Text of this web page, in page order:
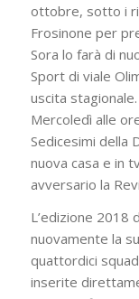
ottobre, sotto i
Frosinone per
Sora lo farà di
Sport di viale
uscita stagionale.
Mercoledì alle
Sedicesimi della
nuova casa e in
avversario la
L’edizione 2018
nuovamente la
quattordici
inserite